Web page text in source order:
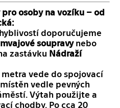
osoby na vozíku – od
doporučujeme
soupravynebo
zastávku Nádraží
vede do spojovací
vedle pevných
Výtah použijte a
chodby. Po cca 20